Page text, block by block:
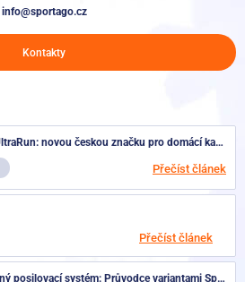
info@sportago.cz
Kontakty
Představujeme UltraRun: novou českou značku pro domácí kardio trénink
Přečíst článek
Přečíst článek
Jak vybrat závěsný posilovací systém: Průvodce variantami Sportago Variotrainer